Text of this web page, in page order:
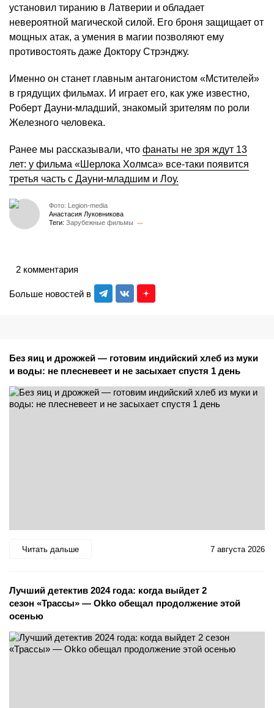
установил тиранию в Латверии и обладает
невероятной магической силой. Его броня защищает от
мощных атак, а умения в магии позволяют ему
противостоять даже Доктору Стрэнджу.
Именно он станет главным антагонистом «Мстителей»
в грядущих фильмах. И играет его, как уже известно,
Роберт Дауни-младший, знакомый зрителям по роли
Железного человека.
Ранее мы рассказывали, что фанаты не зря ждут 13
лет: у фильма «Шерлока Холмса» все-таки появится
третья часть с Дауни-младшим и Лоу.
Фото: Legion-media
Анастасия Луковникова
Теги: Зарубежные фильмы
Больше новостей в
2 комментария
Без яиц и дрожжей — готовим индийский хлеб из муки
и воды: не плесневеет и не засыхает спустя 1 день
Читать дальше 7 августа 2026
Лучший детектив 2024 года: когда выйдет 2
сезон «Трассы» — Okko обещал продолжение этой
осенью